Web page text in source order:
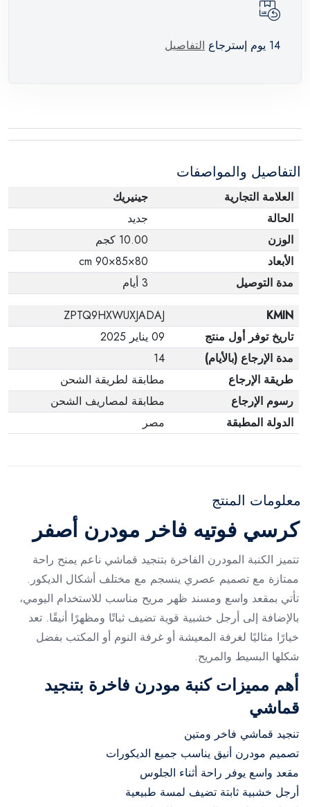
14 يوم إسترجاع التفاصيل
التفاصيل والمواصفات
العلامة التجارية
جينيريك
الحالة
جديد
الوزن
10.00 كجم
الأبعاد
80×85×90 cm
مدة التوصيل
3 أيام
KMIN
ZPTQ9HXWUXJADAJ
تاريخ توفر أول منتج
09 يناير 2025
مدة الإرجاع (بالأيام)
14
طريقة الإرجاع
مطابقة لطريقة الشحن
رسوم الإرجاع
مطابقة لمصاريف الشحن
الدولة المطبقة
مصر
معلومات المنتج
كرسي فوتيه فاخر مودرن أصفر
تتميز الكنبة المودرن الفاخرة بتنجيد قماشي ناعم يمنح راحة
ممتازة مع تصميم عصري ينسجم مع مختلف أشكال الديكور.
تأتي بمقعد واسع ومسند ظهر مريح مناسب للاستخدام اليومي،
بالإضافة إلى أرجل خشبية قوية تضيف ثباتًا ومظهرًا أنيقًا. تعد
خيارًا مثاليًا لغرفة المعيشة أو غرفة النوم أو المكتب بفضل
شكلها البسيط والمريح.
أهم مميزات كنبة مودرن فاخرة بتنجيد
قماشي
تنجيد قماشي فاخر ومتين
تصميم مودرن أنيق يناسب جميع الديكورات
مقعد واسع يوفر راحة أثناء الجلوس
أرجل خشبية ثابتة تضيف لمسة طبيعية